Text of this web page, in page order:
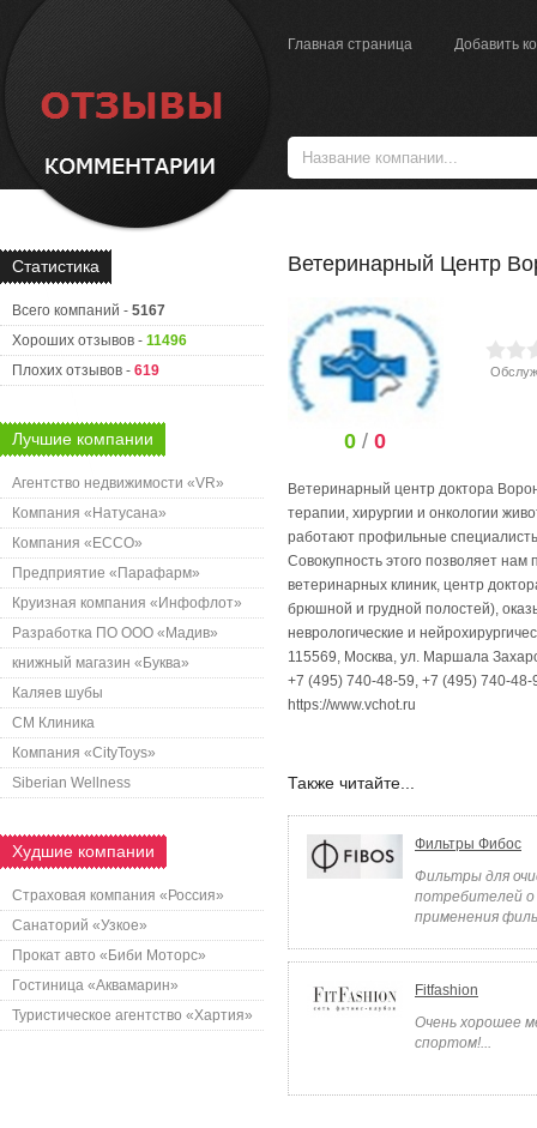
Главная страница Добавить
Статистика
Всего компаний - 5167
Хороших отзывов - 11496
Плохих отзывов - 619
Лучшие компании
Агентство недвижимости «VR»
Компания «Натусана»
Компания «ECCO»
Предприятие «Парафарм»
Круизная компания «Инфофлот»
Разработка ПО ООО «Мадив»
книжный магазин «Буква»
Каляев шубы
СМ Клиника
Компания «CityToys»
Siberian Wellness
Худшие компании
Страховая компания «Россия»
Санаторий «Узкое»
Прокат авто «Биби Моторс»
Гостиница «Аквамарин»
Туристическое агентство «Хартия»
Ветеринарный Центр
0 /0
Ветеринарный центр доктора
терапии, хирургии и онкологии
работают профильные
Совокупность этого позволяет
ветеринарных клиник, центр
брюшной и грудной полостей),
неврологические и
115569, Москва, ул. Маршала
+7 (495) 740-48-59, +7 (495) 740-48-
https://www.vchot.ru
Также читайте...
Фильтры Фибос
Фильтры для
потребителей о
применения
Fitfashion
Очень хорошее
спортом!...